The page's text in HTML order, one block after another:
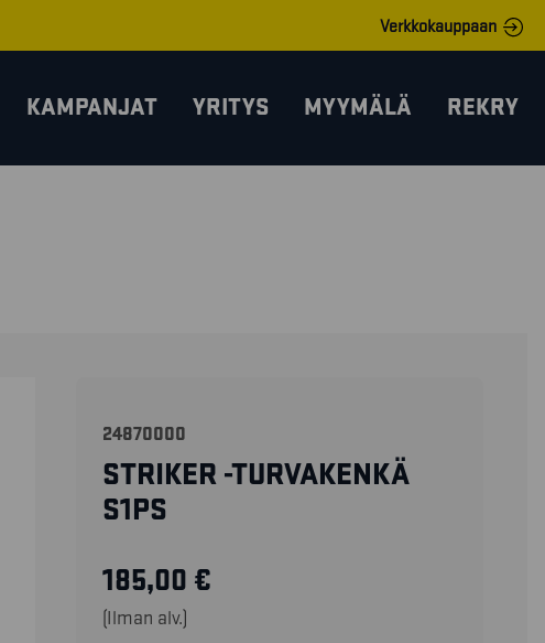
Verkkokauppaan
KAMPANJAT YRITYS MYYMÄLÄ REKRY
24870000
STRIKER -TURVAKENKÄ
S1PS
185,00 €
(Ilman alv.)